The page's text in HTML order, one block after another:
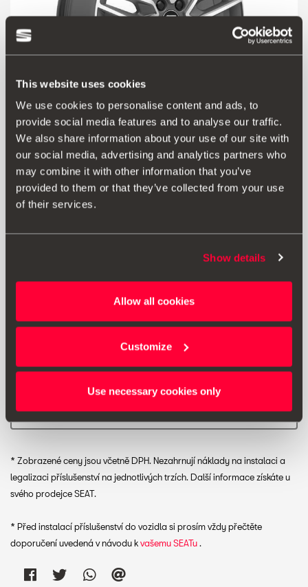
This website uses cookies
We use cookies to personalise content and ads, to
provide social media features and to analyse our traffic.
We also share information about your use of our site with
our social media, advertising and analytics partners who
may combine it with other information that you’ve
provided to them or that they’ve collected from your use
of their services.
Show details
Allow all cookies
Customize
Use necessary cookies only
Produkt
Kolo z lehké slitiny 17” v diamantovém provedení matné
17”, ET51 5 x 100 mm. Cena za kus, nezahrnuje
Doporučená prodejní cena:8332.00 Kč *
Vytisknout
* Zobrazené ceny jsou včetně DPH. Nezahrnují náklady na instalaci a
legalizaci příslušenství na jednotlivých trzích. Další informace získáte u
svého prodejce SEAT.
* Před instalací příslušenství do vozidla si prosím vždy přečtěte
doporučení uvedená v návodu kvašemu SEATu.